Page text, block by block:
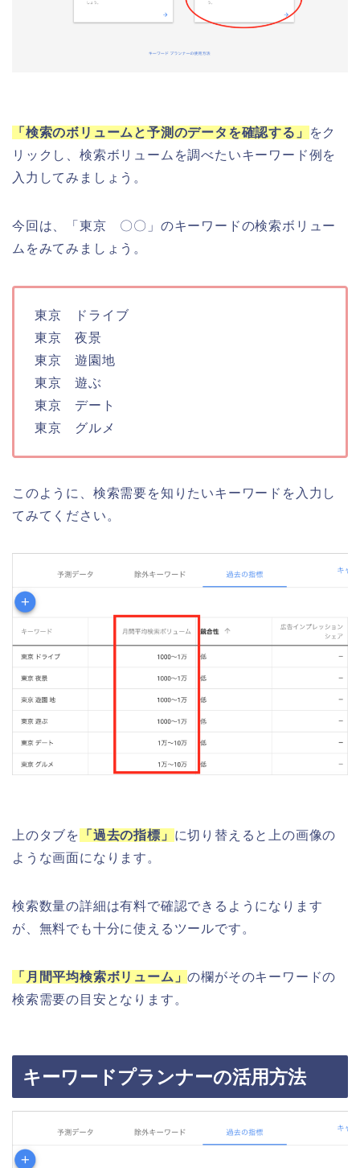
「検索のボリュームと予測のデータを確認する」
をク
リックし、検索ボリュームを調べたいキーワード例を
入力してみましょう。
今回は、「東京 〇〇」のキーワードの検索ボリュー
ムをみてみましょう。
東京 ドライブ
東京 夜景
東京 遊園地
東京 遊ぶ
東京 デート
東京 グルメ
このように、検索需要を知りたいキーワードを入力し
てみてください。
上のタブを 「過去の指標」 に切り替えると上の画像の
ような画面になります。
検索数量の詳細は有料で確認できるようになります
が、無料でも十分に使えるツールです。
「月間平均検索ボリューム」の欄がそのキーワードの
検索需要の目安となります。
キーワードプランナーの活用方法